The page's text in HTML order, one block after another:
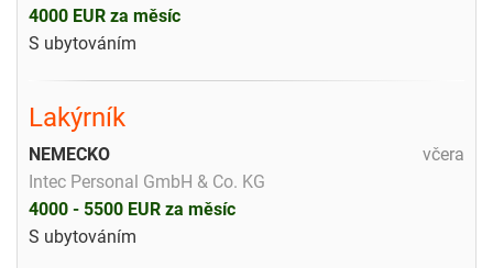
4000 EUR za měsíc
S ubytováním
Lakýrník
včera
NEMECKO
Intec Personal GmbH & Co. KG
4000 - 5500 EUR za měsíc
S ubytováním